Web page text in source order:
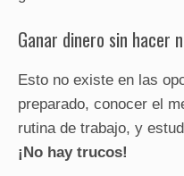
Ganar dinero sin hacer
Esto no existe en las
preparado, conocer el
rutina de trabajo, y
¡No hay trucos!